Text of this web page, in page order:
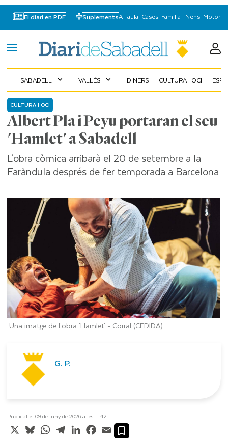
El diari en PDF SuplementsA Taula-Cases-Familia I Nens-Motor
SABADELL expand_more VALLÈS expand_more DINERS CULTURA I OCI
Albert Pla i Peyu portaran el seu
'Hamlet' a Sabadell
CULTURA I OCI
L'obra còmica arribarà el 20 de setembre a la
Faràndula després de fer temporada a Barcelona
Una imatge de l'obra 'Hamlet' - Corral (CEDIDA)
G. P.
Publicat el 09 de juny de 2026 a les 11:42
X BlueskyWhatsApp
TelegramLinkedInFacebook
Email